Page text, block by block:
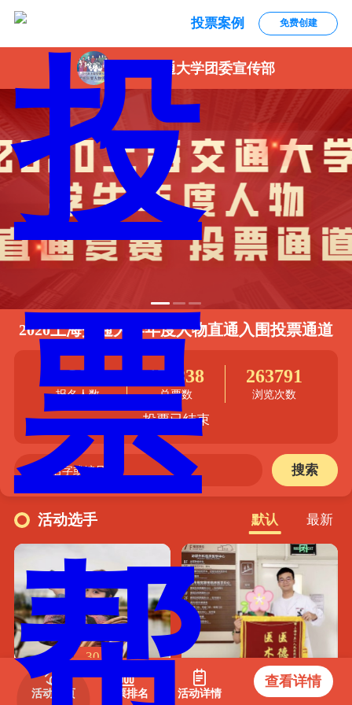
投票案例 免费创建
上海交通大学团委宣传部
2020上海交通大学年度人物直通入围投票通道
30
报名人数
174838
总票数
263791
浏览次数
投票已结束
搜索
活动选手 默认 最新
丁忆
19537 票
30
34
活动首页 投票排名 活动详情
查看详情